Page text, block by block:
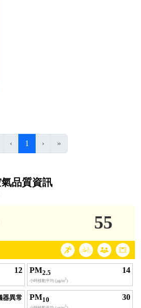
‹ 1 (目前頁次)
› »